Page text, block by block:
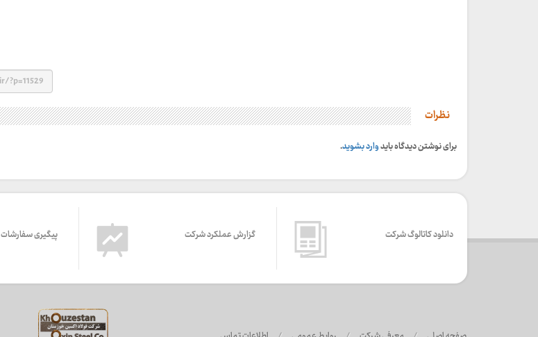
نظرات
برای نوشتن دیدگاه بایدوارد بشوید.
دانلود کاتالوگ شرکت گزارش عملکرد شرکت پیگیری سفارشات